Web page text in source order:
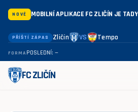
NOVÉ MOBILNÍ APLIKACE FC ZLIČÍN JE TADY
PŘÍŠTÍ ZÁPAS Zličín VS Tempo
FORMAPOSLEDNÍ: —
FC ZLIČÍN